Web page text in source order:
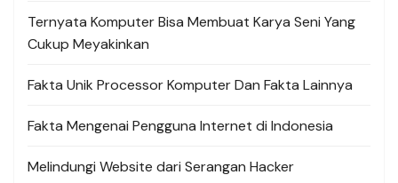
Ternyata Komputer Bisa Membuat Karya Seni Yang
Cukup Meyakinkan
Fakta Unik Processor Komputer Dan Fakta Lainnya
Fakta Mengenai Pengguna Internet di Indonesia
Melindungi Website dari Serangan Hacker